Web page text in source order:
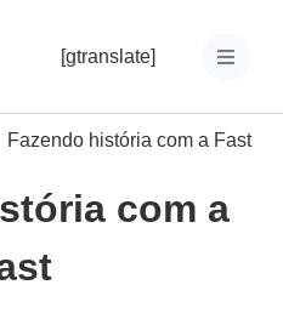
[gtranslate]
Fazendo história com a Fast
com a